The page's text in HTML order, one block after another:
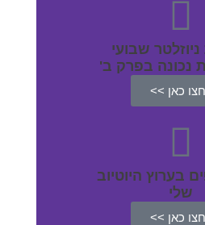
שבועי
נכונה בפרק ב'
כאן >>
בערוץ היוטיוב
שלי
כאן >>